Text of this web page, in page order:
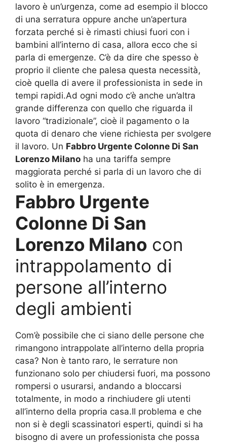
lavoro è un’urgenza, come ad esempio il blocco
di una serratura oppure anche un’apertura
forzata perché si è rimasti chiusi fuori con i
bambini all’interno di casa, allora ecco che si
parla di emergenze. C’è da dire che spesso è
proprio il cliente che palesa questa necessità,
cioè quella di avere il professionista in sede in
tempi rapidi.Ad ogni modo c’è anche un’altra
grande differenza con quello che riguarda il
lavoro “tradizionale”, cioè il pagamento o la
quota di denaro che viene richiesta per svolgere
il lavoro. Un Fabbro Urgente Colonne Di San
Lorenzo Milano ha una tariffa sempre
maggiorata perché si parla di un lavoro che di
solito è in emergenza.
Fabbro Urgente
Colonne Di San
Lorenzo Milano con
intrappolamento di
persone all’interno
degli ambienti
Com’è possibile che ci siano delle persone che
rimangono intrappolate all’interno della propria
casa? Non è tanto raro, le serrature non
funzionano solo per chiudersi fuori, ma possono
rompersi o usurarsi, andando a bloccarsi
totalmente, in modo a rinchiudere gli utenti
all’interno della propria casa.Il problema e che
non si è degli scassinatori esperti, quindi si ha
bisogno di avere un professionista che possa